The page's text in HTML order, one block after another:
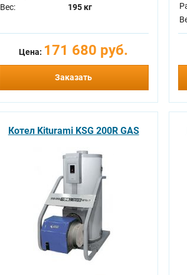
Вес:
195 кг
Цена: 171 680 руб.
Заказать
Котел Kiturami KSG 200R GAS